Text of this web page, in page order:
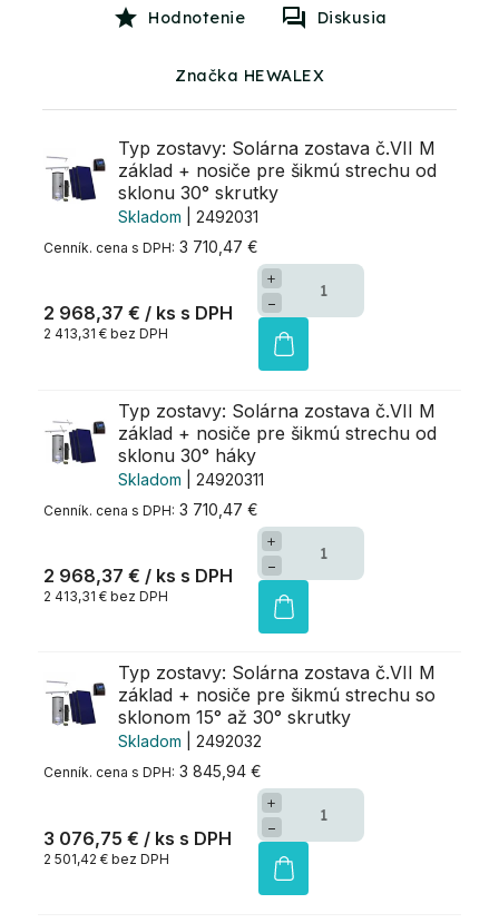
Hodnotenie Diskusia
Značka HEWALEX
Typ zostavy: Solárna zostava č.VII M
základ + nosiče pre šikmú strechu od
sklonu 30° skrutky
Skladom
| 2492031
3 710,47 €
2 968,37 € / ks
2 413,31 € bez DPH
+
−
Typ zostavy: Solárna zostava č.VII M
základ + nosiče pre šikmú strechu od
sklonu 30° háky
Skladom
| 24920311
3 710,47 €
2 968,37 € / ks
2 413,31 € bez DPH
+
−
Typ zostavy: Solárna zostava č.VII M
základ + nosiče pre šikmú strechu so
sklonom 15° až 30° skrutky
Skladom
| 2492032
3 845,94 €
3 076,75 € / ks
2 501,42 € bez DPH
+
−